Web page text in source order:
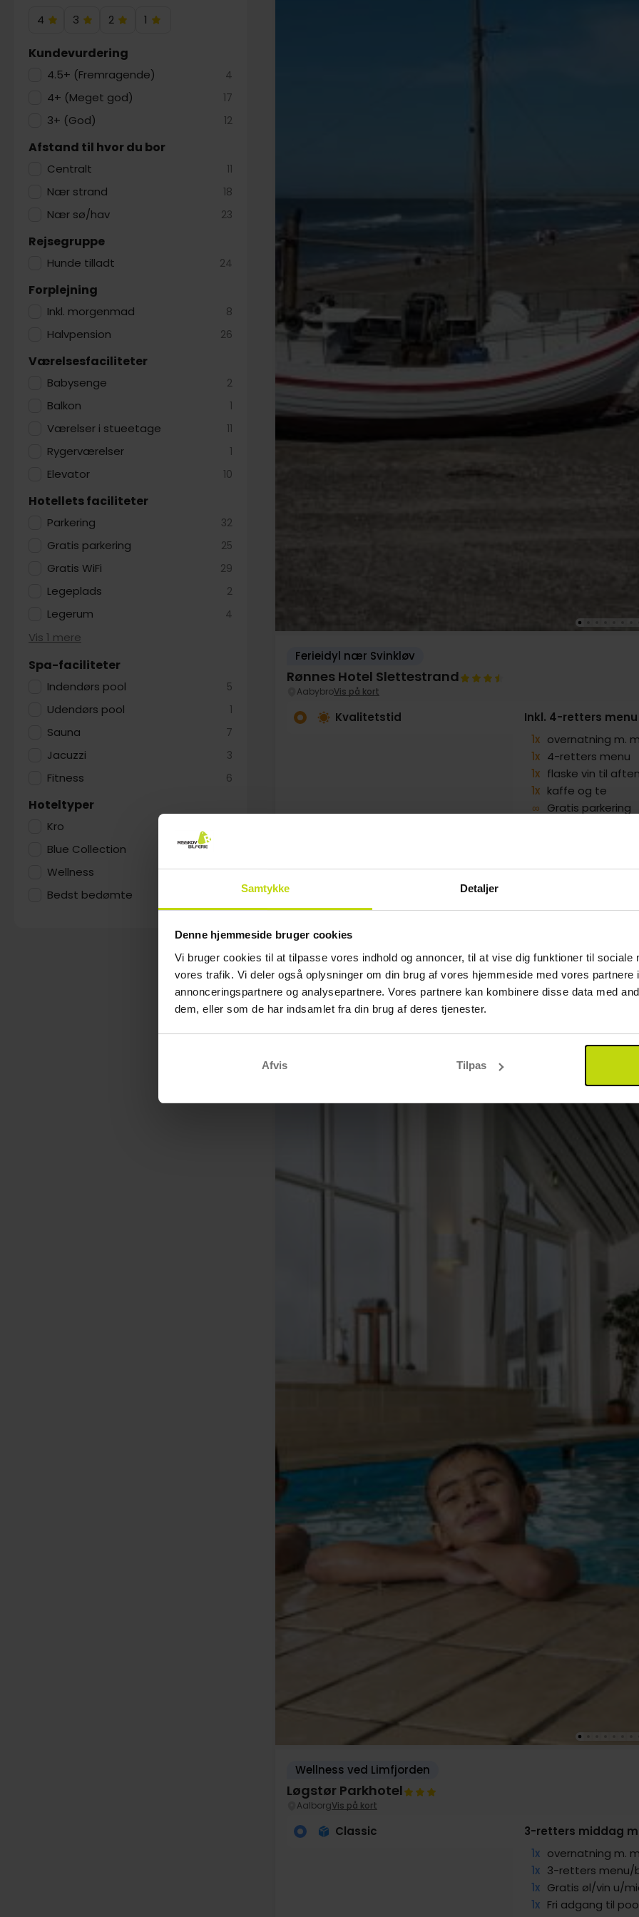
Samtykke Detaljer
Denne hjemmeside bruger cookies
Vi bruger cookies til at tilpasse vores indhold og annoncer, til at vise dig funktioner til sociale
vores trafik. Vi deler også oplysninger om din brug af vores hjemmeside med vores partnere
annonceringspartnere og analysepartnere. Vores partnere kan kombinere disse data med
dem, eller som de har indsamlet fra din brug af deres tjenester.
Afvis Tilpas
4
4
3
3
2
2
1
1
Kundevurdering
4.5+ (Fremragende) 4
4+ (Meget god) 17
3+ (God) 12
Afstand til hvor du bor
Centralt 11
Nær strand 18
Nær sø/hav 23
Rejsegruppe
Hunde tilladt 24
Forplejning
Inkl. morgenmad 8
Halvpension 26
Værelsesfaciliteter
Babysenge 2
Balkon 1
Værelser i stueetage 11
Rygerværelser 1
Elevator 10
Hotellets faciliteter
Parkering 32
Gratis parkering 25
Gratis WiFi 29
Legeplads 2
Legerum 4
Vis 1 mere
Spa-faciliteter
Indendørs pool 5
Udendørs pool 1
Sauna 7
Jacuzzi 3
Fitness 6
Hoteltyper
Kro
Blue Collection
Wellness 1
Bedst bedømte
smukke landskaber, enestående og varierende natur og et rigt
Ferieidyl nær Svinkløv
Rønnes Hotel Slettestrand
AabybroVis på kort
Kvalitetstid
Inkl. 4-retters
1x overnatning m.
1x 4-retters menu
1x flaske vin til
1x kaffe og te
∞ Gratis parkering
Aug pp639,- Sep pp689,-
I alt 1378,-
Okt pp699,-
Wellness ved Limfjorden
Løgstør Parkhotel
AalborgVis på kort
Classic
3-retters middag
1x overnatning m.
1x 3-retters menu/
1x Gratis øl/vin u/
1x Fri adgang til